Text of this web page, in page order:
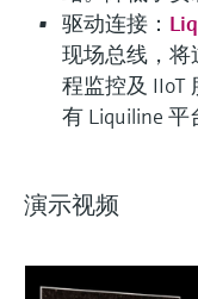
驱动连接：
现场总线，将
程监控及 IIoT
有 Liquiline 平
演示视频